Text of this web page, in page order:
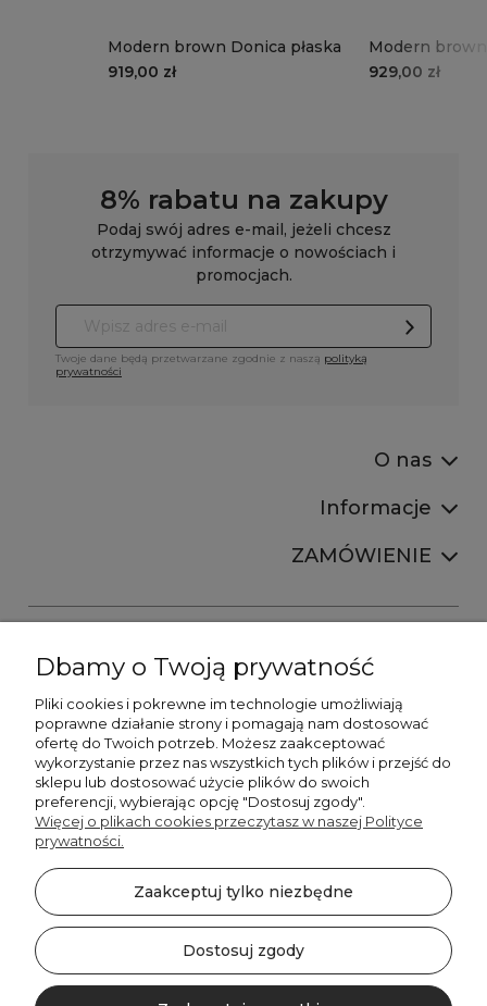
Modern brown Donica płaska
919,00 zł
Modern
929,00 zł
8% rabatu na zakupy
Podaj swój adres e-mail, jeżeli chcesz
otrzymywać informacje o nowościach i
promocjach.
Twoje dane będą przetwarzane zgodnie z naszą polityką
prywatności
O nas
Informacje
ZAMÓWIENIE
+48606673390
sprzedaz@belldecohome.pl
©2026 Wszelkie Prawa Zastrzeżone | BelldecoHome.pl
Flex Minimalist by Ecommercy
Dbamy o Twoją prywatność
Pliki cookies i pokrewne im technologie umożliwiają
poprawne działanie strony i pomagają nam dostosować
ofertę do Twoich potrzeb. Możesz zaakceptować
wykorzystanie przez nas wszystkich tych plików i przejść do
sklepu lub dostosować użycie plików do swoich
preferencji, wybierając opcję "Dostosuj zgody".
Więcej o plikach cookies przeczytasz w naszej Polityce
prywatności.
Zaakceptuj tylko niezbędne
Dostosuj zgody
Zapisz się do naszego newslettera i zgarnij 8% rabatu!
zaznacz pola
Akceptuję regulamin newslettera
Akceptuję politykę prywatności
SUBSKRYBUJ!